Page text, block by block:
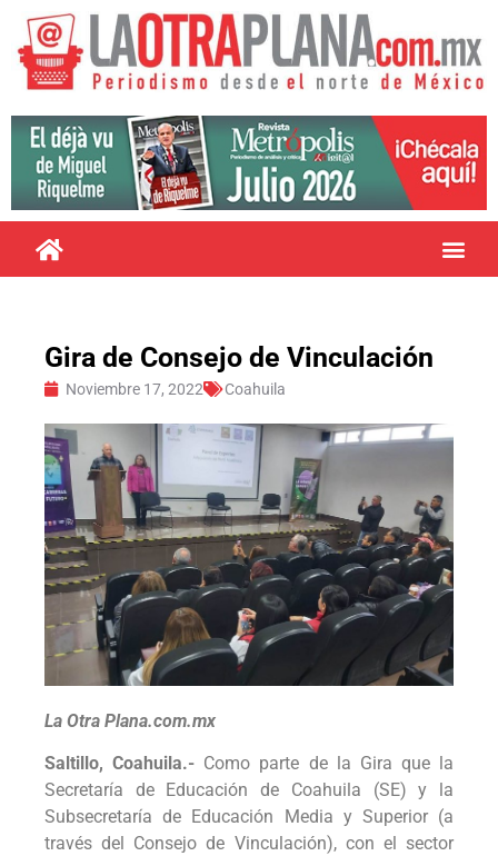
Gira de Consejo de Vinculación
Noviembre 17, 2022 Coahuila
La Otra Plana.com.mx
Saltillo, Coahuila.- Como parte de la Gira que la
Secretaría de Educación de Coahuila (SE) y la
Subsecretaría de Educación Media y Superior (a
través del Consejo de Vinculación), con el sector